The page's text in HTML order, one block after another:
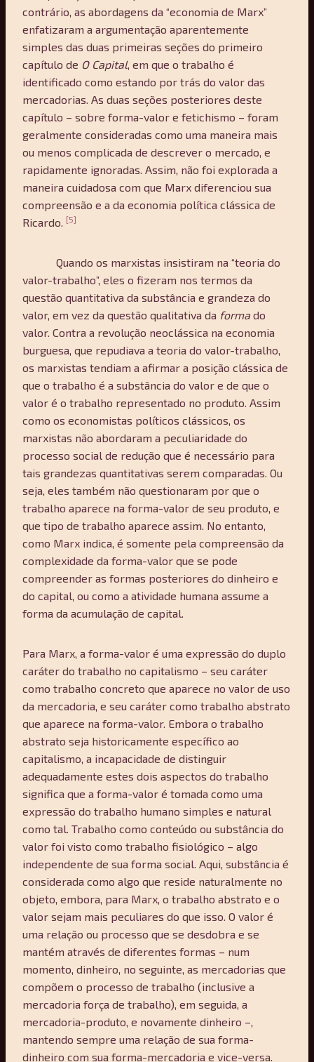
contrário, as abordagens da “economia de Marx”
enfatizaram a argumentação aparentemente
simples das duas primeiras seções do primeiro
capítulo de O Capital, em que o trabalho é
identificado como estando por trás do valor das
mercadorias. As duas seções posteriores deste
capítulo – sobre forma-valor e fetichismo – foram
geralmente consideradas como uma maneira mais
ou menos complicada de descrever o mercado, e
rapidamente ignoradas. Assim, não foi explorada a
maneira cuidadosa com que Marx diferenciou sua
compreensão e a da economia política clássica de
Ricardo.
[5]
Quando os marxistas insistiram na “teoria do
valor-trabalho”, eles o fizeram nos termos da
questão quantitativa da substância e grandeza do
valor, em vez da questão qualitativa da forma do
valor. Contra a revolução neoclássica na economia
burguesa, que repudiava a teoria do valor-trabalho,
os marxistas tendiam a afirmar a posição clássica de
que o trabalho é a substância do valor e de que o
valor é o trabalho representado no produto. Assim
como os economistas políticos clássicos, os
marxistas não abordaram a peculiaridade do
processo social de redução que é necessário para
tais grandezas quantitativas serem comparadas. Ou
seja, eles também não questionaram por que o
trabalho aparece na forma-valor de seu produto, e
que tipo de trabalho aparece assim. No entanto,
como Marx indica, é somente pela compreensão da
complexidade da forma-valor que se pode
compreender as formas posteriores do dinheiro e
do capital, ou como a atividade humana assume a
forma da acumulação de capital.
Para Marx, a forma-valor é uma expressão do duplo
caráter do trabalho no capitalismo – seu caráter
como trabalho concreto que aparece no valor de uso
da mercadoria, e seu caráter como trabalho abstrato
que aparece na forma-valor. Embora o trabalho
abstrato seja historicamente específico ao
capitalismo, a incapacidade de distinguir
adequadamente estes dois aspectos do trabalho
significa que a forma-valor é tomada como uma
expressão do trabalho humano simples e natural
como tal. Trabalho como conteúdo ou substância do
valor foi visto como trabalho fisiológico – algo
independente de sua forma social. Aqui, substância é
considerada como algo que reside naturalmente no
objeto, embora, para Marx, o trabalho abstrato e o
valor sejam mais peculiares do que isso. O valor é
uma relação ou processo que se desdobra e se
mantém através de diferentes formas – num
momento, dinheiro, no seguinte, as mercadorias que
compõem o processo de trabalho (inclusive a
mercadoria força de trabalho), em seguida, a
mercadoria-produto, e novamente dinheiro –,
mantendo sempre uma relação de sua forma-
dinheiro com sua forma-mercadoria e vice-versa.